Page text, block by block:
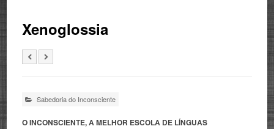
Xenoglossia
Sabedoria do Inconsciente
O INCONSCIENTE, A MELHOR ESCOLA DE LÍNGUAS